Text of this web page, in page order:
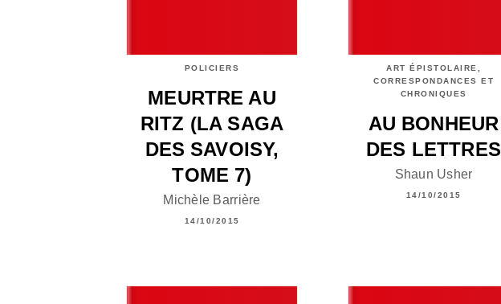
POLICIERS
MEURTRE AU
RITZ (LA SAGA
DES SAVOISY,
TOME 7)
Michèle Barrière
14/10/2015
ART ÉPISTOLAIRE,
CORRESPONDANCES ET
CHRONIQUES
AU BONHEUR
DES LETTRES
Shaun Usher
14/10/2015